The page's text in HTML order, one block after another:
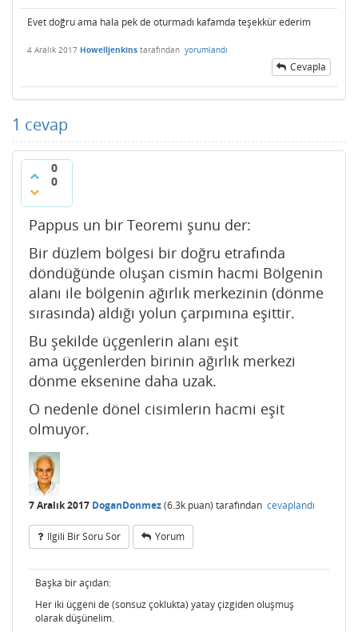
Evet doğru ama hala pek de oturmadı kafamda teşekkür ederim
4 Aralık 2017 Howelljenkins tarafından yorumlandı
Cevapla
1 cevap
0
0
Pappus un bir Teoremi şunu der:
Bir düzlem bölgesi bir doğru etrafında
döndüğünde oluşan cismin hacmi Bölgenin
alanı ile bölgenin ağırlık merkezinin (dönme
sırasında) aldığı yolun çarpımına eşittir.
Bu şekilde üçgenlerin alanı eşit
ama üçgenlerden birinin ağırlık merkezi
dönme eksenine daha uzak.
O nedenle dönel cisimlerin hacmi eşit
olmuyor.
7 Aralık 2017 DoganDonmez(6.3k puan) tarafından cevaplandı
Ilgili Bir Soru Sor Yorum
Başka bir açıdan:
Her iki üçgeni de (sonsuz çoklukta) yatay çizgiden oluşmuş
olarak düşünelim.